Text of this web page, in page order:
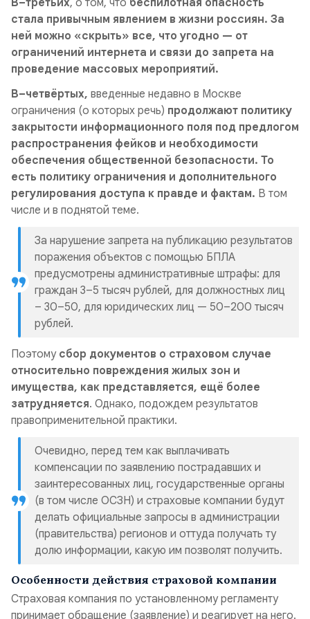
В–третьих, о том, что беспилотная опасность
стала привычным явлением в жизни россиян. За
ней можно «скрыть» все, что угодно — от
ограничений интернета и связи до запрета на
проведение массовых мероприятий.
В–четвёртых, введенные недавно в Москве
ограничения (о которых речь) продолжают политику
закрытости информационного поля под предлогом
распространения фейков и необходимости
обеспечения общественной безопасности. То
есть политику ограничения и дополнительного
регулирования доступа к правде и фактам. В том
числе и в поднятой теме.
За нарушение запрета на публикацию результатов
поражения объектов с помощью БПЛА
предусмотрены административные штрафы: для
граждан 3–5 тысяч рублей, для должностных лиц
– 30–50, для юридических лиц — 50–200 тысяч
рублей.
Поэтому сбор документов о страховом случае
относительно повреждения жилых зон и
имущества, как представляется, ещё более
затрудняется. Однако, подождем результатов
правоприменительной практики.
Очевидно, перед тем как выплачивать
компенсации по заявлению пострадавших и
заинтересованных лиц, государственные органы
(в том числе ОСЗН) и страховые компании будут
делать официальные запросы в администрации
(правительства) регионов и оттуда получать ту
долю информации, какую им позволят получить.
Особенности действия страховой компании
Страховая компания по установленному регламенту
принимает обращение (заявление) и реагирует на него.